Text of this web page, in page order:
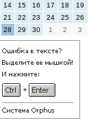
14 15 16 17 18
19
21 22 23 24 25
26
28 29 30 1 2 3